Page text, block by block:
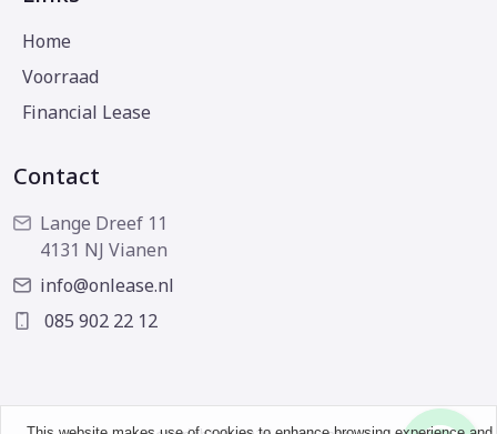
Home
Voorraad
Financial Lease
Contact
Lange Dreef 11
4131 NJ Vianen
info@onlease.nl
085 902 22 12